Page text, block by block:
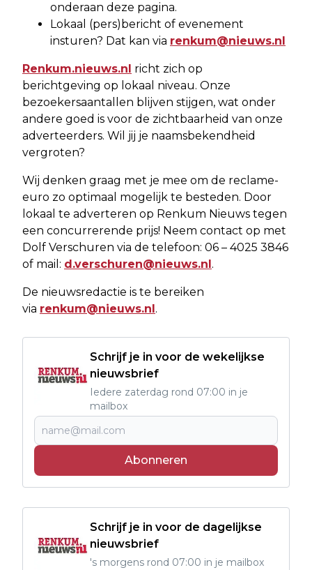
onderaan deze pagina.
Lokaal (pers)bericht of evenement
insturen? Dat kan via renkum@nieuws.nl
Renkum.nieuws.nl richt zich op
berichtgeving op lokaal niveau. Onze
bezoekersaantallen blijven stijgen, wat onder
andere goed is voor de zichtbaarheid van onze
adverteerders. Wil jij je naamsbekendheid
vergroten?
Wij denken graag met je mee om de reclame-
euro zo optimaal mogelijk te besteden. Door
lokaal te adverteren op Renkum Nieuws tegen
een concurrerende prijs! Neem contact op met
Dolf Verschuren via de telefoon: 06 – 4025 3846
of mail: d.verschuren@nieuws.nl .
De nieuwsredactie is te bereiken
via renkum@nieuws.nl .
Schrijf je in voor de wekelijkse
nieuwsbrief
Iedere zaterdag rond 07:00 in je
mailbox
Abonneren
Schrijf je in voor de dagelijkse
nieuwsbrief
's morgens rond 07:00 in je mailbox